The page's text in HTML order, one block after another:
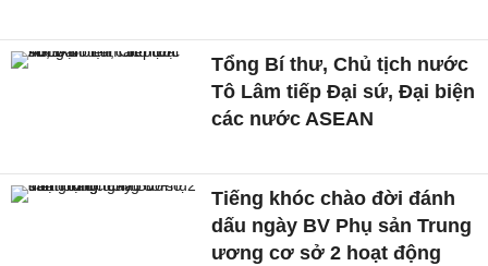
Tổng Bí thư, Chủ tịch nước
Tô Lâm tiếp Đại sứ, Đại biện
các nước ASEAN
Tiếng khóc chào đời đánh
dấu ngày BV Phụ sản Trung
ương cơ sở 2 hoạt động